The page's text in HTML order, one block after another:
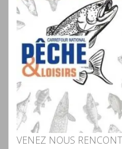
VENEZ NOUS